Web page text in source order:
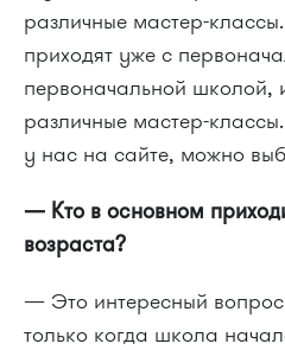
различные мастер-
приходят уже с
первоначальной школой,
различные мастер-
у нас на сайте, можно
— Кто в основном
возраста?
— Это интересный
только когда школа